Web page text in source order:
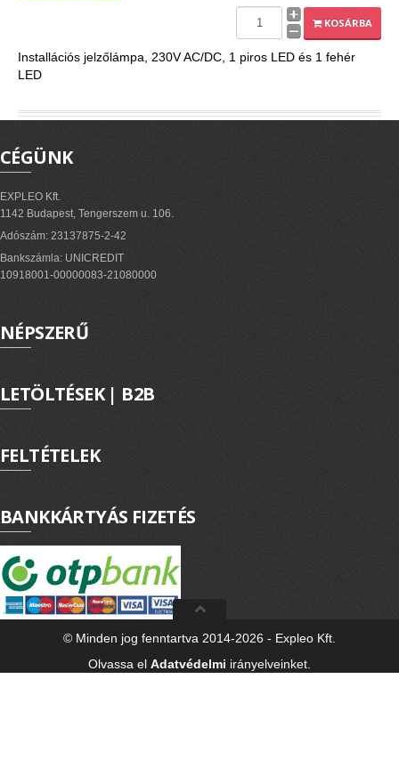
KOSÁRBA
Installációs jelzőlámpa, 230V AC/DC, 1 piros LED és 1 fehér
LED
CÉGÜNK
EXPLEO Kft.
1142 Budapest, Tengerszem u. 106.
Adószám: 23137875-2-42
Bankszámla: UNICREDIT
10918001-00000083-21080000
NÉPSZERŰ
LETÖLTÉSEK | B2B
FELTÉTELEK
BANKKÁRTYÁS FIZETÉS
© Minden jog fenntartva 2014-2026 - Expleo Kft.
Olvassa el Adatvédelmi irányelveinket.